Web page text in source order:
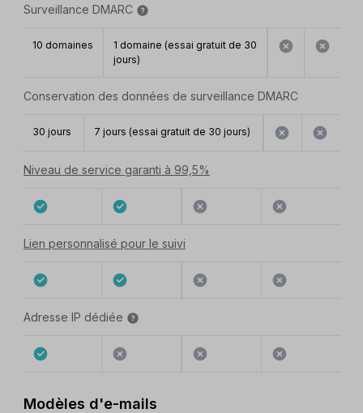
Surveillance DMARC
10 domaines
1 domaine (essai gratuit de 30
jours)
Conservation des données de surveillance DMARC
30 jours 7 jours (essai gratuit de 30 jours)
Niveau de service garanti à 99,5%
Lien personnalisé pour le suivi
Adresse IP dédiée
Modèles d'e-mails